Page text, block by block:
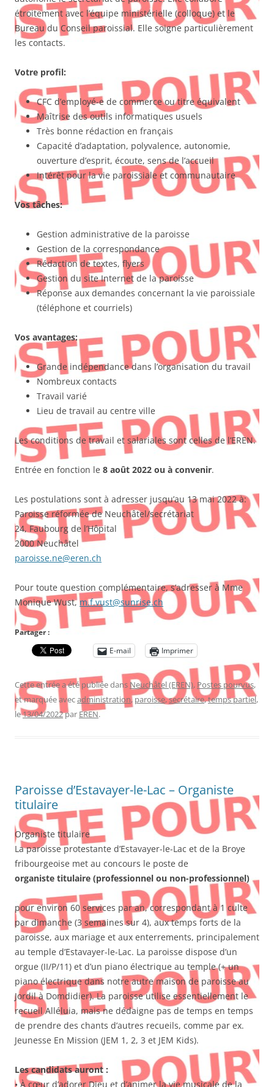
étroitement avec l’équipe ministérielle (colloque) et le
Bureau du Conseil paroissial. Elle soigne particulièrement
les contacts.
Votre profil:
CFC d’employé-e de commerce ou titre équivalent
Maîtrise des outils informatiques usuels
Très bonne rédaction en français
Capacité d’adaptation, polyvalence, autonomie,
ouverture d’esprit, écoute, sens de l’accueil
Intérêt pour la vie paroissiale et communautaire
Vos tâches:
Gestion administrative de la paroisse
Gestion de la correspondance
Rédaction de textes, flyers
Gestion du site Internet de la paroisse
Réponse aux demandes concernant la vie paroissiale
(téléphone et courriels)
Vos avantages:
Grande indépendance dans l’organisation du travail
Nombreux contacts
Travail varié
Lieu de travail au centre ville
Les conditions de travail et salariales sont celles de l’EREN.
Entrée en fonction le 8 août 2022 ou à convenir.
Les postulations sont à adresser jusqu’au 13 mai 2022 à:
Paroisse réformée de Neuchâtel/secrétariat
24, Faubourg de l’Hôpital
2000 Neuchâtel
paroisse.ne@eren.ch
Pour toute question complémentaire, s’adresser à Mme
Monique Wust,m.f.vust@sunrise.ch
Partager :
E-mail
Imprimer
Cette entrée a été publiée dans Neuchâtel (EREN), Postes pourvus,
et marquée avecadministration,paroisse,secrétaire,temps partiel,
le13/04/2022par EREN.
Paroisse d’Estavayer-le-Lac – Organiste
titulaire
Organiste titulaire
La paroisse protestante d’Estavayer-le-Lac et de la Broye
fribourgeoise met au concours le poste de
organiste titulaire (professionnel ou non-professionnel)
pour environ 60 services par an, correspondant à 1 culte
par dimanche (3 semaines sur 4), aux temps forts de la
paroisse, aux mariage et aux enterrements, principalement
au temple d’Estavayer-le-Lac. La paroisse dispose d’un
orgue (II/P/11) et d’un piano électrique au temple (+ un
piano électrique dans notre autre maison de paroisse au
Jordil à Domdidier). La paroisse utilise essentiellement le
recueil Alléluia, mais ne dédaigne pas de temps en temps
de prendre des chants d’autres recueils, comme par ex.
Jeunesse En Mission (JEM 1, 2, 3 et JEM Kids).
Les candidats auront :
• À cœur d’adorer Dieu et d’animer la vie musicale de la